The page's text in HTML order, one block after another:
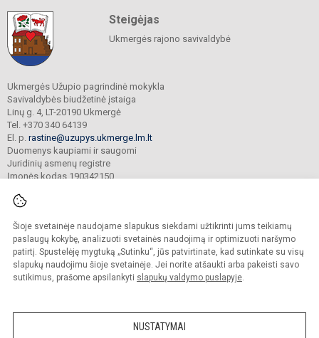
Šioje svetainėje naudojame slapukus siekdami užtikrinti jums teikiamų
paslaugų kokybę, analizuoti svetainės naudojimą ir optimizuoti naršymo
patirtį. Spustelėję mygtuką „Sutinku“, jūs patvirtinate, kad sutinkate su visų
slapukų naudojimu šioje svetainėje. Jei norite atšaukti arba pakeisti savo
sutikimus, prašome apsilankyti slapukų valdymo puslapyje.
NUSTATYMAI
Steigėjas
Ukmergės rajono savivaldybė
Ukmergės Užupio pagrindinė mokykla
Savivaldybės biudžetinė įstaiga
Linų g. 4, LT-20190 Ukmergė
Tel. +370 340 64139
El. p. rastine@uzupys.ukmerge.lm.lt
Duomenys kaupiami ir saugomi
Juridinių asmenų registre
Įmonės kodas 190342150
© 2022. Ukmergės Užupio pagrindinė mokykla. Visos teisės saugomos.
Kopijuoti turinį be raštiško įstaigos administracijos sutikimo griežtai draudžiama.
Prieinamumo paraiška Slapukų valdymas
Sumanus būdas atnaujinti